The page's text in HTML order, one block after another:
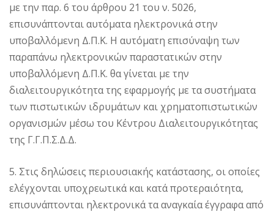
με την παρ. 6 του άρθρου 21 του ν. 5026,
επισυνάπτονται αυτόματα ηλεκτρονικά στην
υποβαλλόμενη Δ.Π.Κ. Η αυτόματη επισύναψη των
παραπάνω ηλεκτρονικών παραστατικών στην
υποβαλλόμενη Δ.Π.Κ. θα γίνεται με την
διαλειτουργικότητα της εφαρμογής με τα συστήματα
των πιστωτικών ιδρυμάτων και χρηματοπιστωτικών
οργανισμών μέσω του Κέντρου Διαλειτουργικότητας
της Γ.Γ.Π.Σ.Δ.Δ.
5. Στις δηλώσεις περιουσιακής κατάστασης, οι οποίες
ελέγχονται υποχρεωτικά και κατά προτεραιότητα,
επισυνάπτονται ηλεκτρονικά τα αναγκαία έγγραφα από